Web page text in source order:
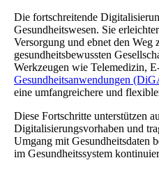
Die fortschreitende
Gesundheitswesen. Sie
Versorgung und ebnet den Weg
gesundheitsbewussten
Werkzeugen wie Telemedizin,
Gesundheitsanwendungen
eine umfangreichere und
Diese Fortschritte unterstützen
Digitalisierungsvorhaben und
Umgang mit Gesundheitsdaten
im Gesundheitssystem